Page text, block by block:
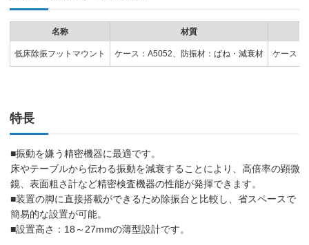
名称 材質
低床除振フットマウント ケース：A5052、防振材：ばね・減衰材 ケース：
特長
■振動を嫌う精密機器に最適です。
床やテーブルから伝わる振動を減衰することにより、高倍率の顕微
鏡、表面粗さ計など精密検査機器の性能が発揮できます。
■装置の脚に直接搭載ができるため除振台と比較し、省スペースで
簡易的な設置が可能。
■設置高さ：18～27mmの薄型設計です。